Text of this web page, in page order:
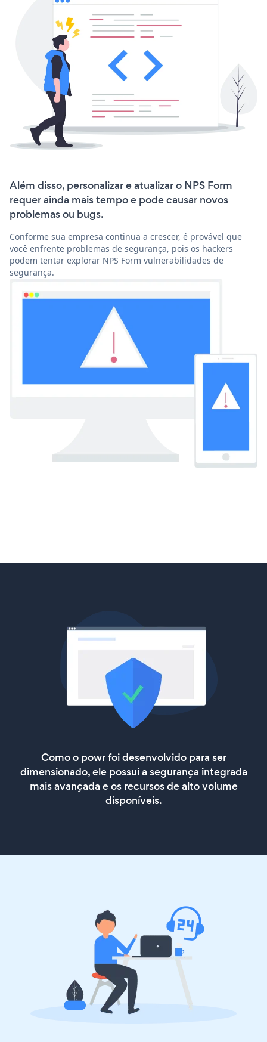
Além disso, personalizar e atualizar o NPS Form
requer ainda mais tempo e pode causar novos
problemas ou bugs.
Conforme sua empresa continua a crescer, é provável que
você enfrente problemas de segurança, pois os hackers
podem tentar explorar NPS Form vulnerabilidades de
segurança.
Como o powr foi desenvolvido para ser
dimensionado, ele possui a segurança integrada
mais avançada e os recursos de alto volume
disponíveis.